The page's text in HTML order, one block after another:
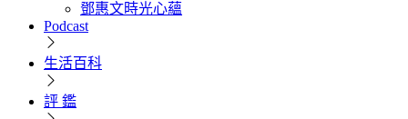
鄧惠文時光心蘊
Podcast
生活百科
評 鑑